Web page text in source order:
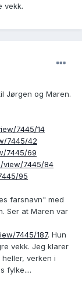
vekk.
Jørgen og Maren.
7445/14
7445/42
7445/69
view/7445/84
95
farsnavn" med
Ser at Maren var
7445/187. Hun
vekk. Jeg klarer
verken i
fylke....